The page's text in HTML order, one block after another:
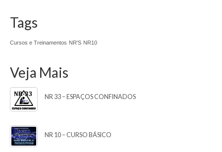
Tags
Cursos e Treinamentos NR'S NR10
Veja Mais
NR 33 – ESPAÇOS CONFINADOS
NR 10 – CURSO BÁSICO